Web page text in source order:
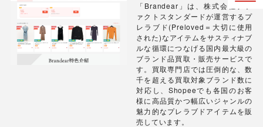
「Brandear」は、株式会社デフ
ァクトスタンダードが運営するプ
レラブド(Preloved＝大切に使用
された)なアイテムをサスティナブ
ルな循環につなげる国内最大級の
ブランド品買取・販売サービスで
す。買取専門店では圧倒的な、数
千を超える買取対象ブランド数に
対応し、Shopeeでも各国のお客
様に高品質かつ幅広いジャンルの
魅力的なプレラブドアイテムを販
売しています。